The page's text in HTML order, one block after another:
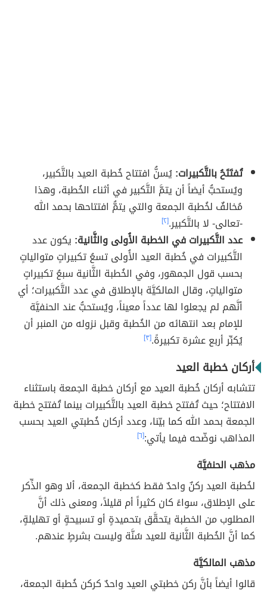
تُفتَتَحُ بالتَّكبيرات:يُسنُّ افتتاح خُطبة العيد بالتَّكبير،
ويُستحبُّ أيضاً أن يتمَّ التَّكبير في أثناء الخُطبة، وهذا
مُخالفٌ لخُطبة الجمعة والتي يتمُّ افتتاحها بحمد الله
-تعالى- لا بالتَّكبير.[٢]
عدد التَّكبيرات في الخطبة الأُولى والثَّانية: يكون عدد
التَّكبيرات في خُطبة العيد الأُولى تسعُ تكبيراتٍ متوالياتٍ
بحسب قول الجمهور، وفي الخُطبة الثَّانية سبعُ تكبيراتٍ
متوالياتٍ، وقال المالكيَّة بالإطلاق في عدد التَّكبيرات؛ أي
أنَّهم لم يجعلوا لها عدداً معيناً، ويُستحبُّ عند الحنفيَّة
للإمام بعد انتهائه من الخُطبة وقبل نزوله من المنبر أن
يُكبِّر أربع عشرة تكبيرةً.[٣]
أركان خطبة العيد
تتشابه أركان خُطبة العيد مع أركان خطبة الجمعة باستثناء
الافتتاح؛ حيث تُفتتح خطبة العيد بالتَّكبيرات بينما تُفتتح خطبة
الجمعة بحمد الله كما بيّنا، وعدد أركان خُطبتي العيد بحسب
المذاهب نوضّحه فيما يأتي:[٦]
مذهب الحنفيَّة
لخُطبة العيد ركنٌ واحدٌ فقط كخطبة الجمعة، ألا وهو الذِّكر
على الإطلاق، سواءً كان كثيراً أم قليلاً، ومعنى ذلك أنَّ
المطلوب من الخطبة يتحقَّق بتحميدةٍ أو تسبيحةٍ أو تهليلةٍ،
كما أنَّ الخُطبة الثَّانية للعيد سُنَّة وليست بشرطٍ عندهم.
مذهب المالكيَّة
قالوا أيضاً بأنَّ ركن خطبتي العيد واحدٌ كركن خُطبة الجمعة،